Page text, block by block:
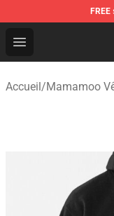
FREE
Open menu
Mamamoo
Accueil/Mamamoo